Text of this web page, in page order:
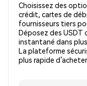
Choisissez des
crédit, cartes de
fournisseurs tiers
Déposez des
instantané dans
La plateforme
plus rapide